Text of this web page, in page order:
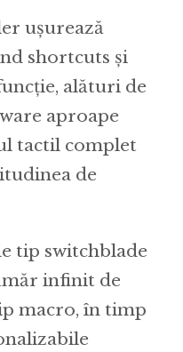
ușurează
shortcuts și
alături de
aproape
tactil complet
de
tip switchblade
infinit de
macro, în timp